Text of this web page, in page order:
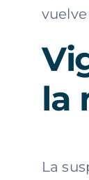
vuelve
la
La